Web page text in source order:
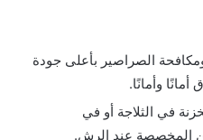
الصراصير بأعلى جودة
وأمانًا.
في الثلاجة أو في
المخصصة عند الرش.